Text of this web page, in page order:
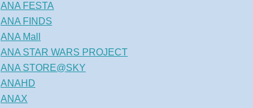
ANA FESTA
ANA FINDS
ANA Mall
ANA STAR WARS PROJECT
ANA STORE@SKY
ANAHD
ANAX